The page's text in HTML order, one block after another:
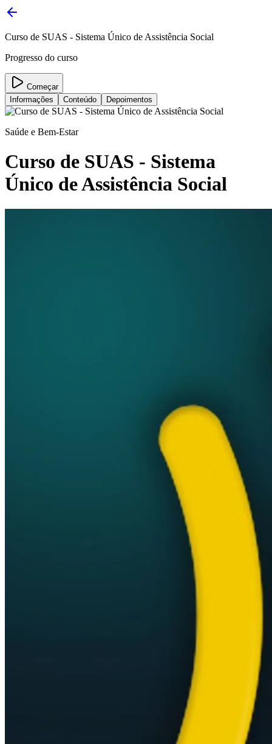
Curso de SUAS - Sistema Único de Assistência Social
Progresso do curso
Começar
Informações
Conteúdo Depoimentos
Saúde e Bem-Estar
Curso de SUAS - Sistema
Único de Assistência Social